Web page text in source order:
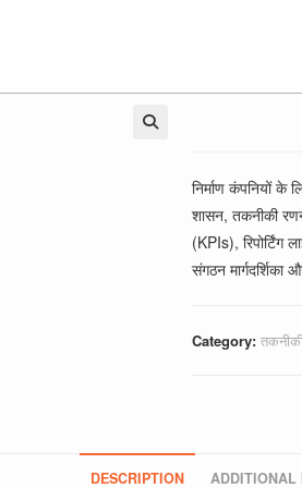
निर्माण कंपनियों के
शासन, तकनीकी
(KPIs), रिपोर्टिंग
संगठन
Category:
DESCRIPTION ADDITIONAL